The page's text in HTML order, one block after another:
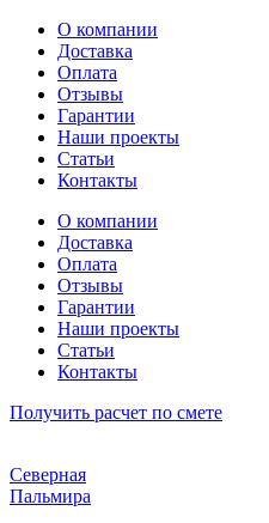
Перейти
содержимому
О компании
Доставка
Оплата
Отзывы
Гарантии
Наши проекты
Статьи
Контакты
О компании
Доставка
Оплата
Отзывы
Гарантии
Наши проекты
Статьи
Контакты
Получить расчет по смете
Северная
Пальмира